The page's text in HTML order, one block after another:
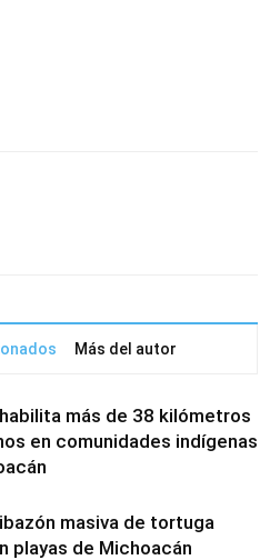
Más del autor
más de 38 kilómetros
en comunidades indígenas
masiva de tortuga
playas de Michoacán